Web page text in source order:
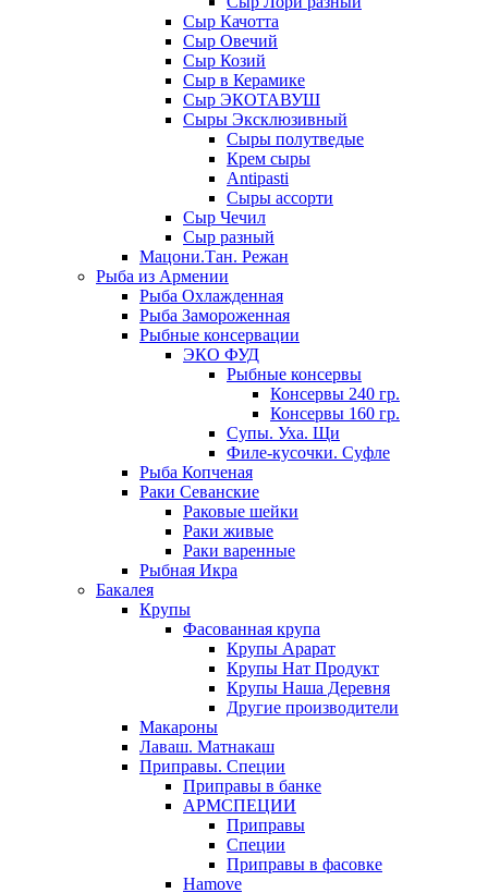
Сыр Качотта
Сыр Овечий
Сыр Козий
Сыр в Керамике
Сыр ЭКОТАВУШ
Сыры Эксклюзивный
Сыры полутведые
Крем сыры
Antipasti
Сыры ассорти
Сыр Чечил
Сыр разный
Мацони.Тан. Режан
Рыба из Армении
Рыба Охлажденная
Рыба Замороженная
Рыбные консервации
ЭКО ФУД
Рыбные консервы
Консервы 240 гр.
Консервы 160 гр.
Супы. Уха. Щи
Филе-кусочки. Суфле
Рыба Копченая
Раки Севанские
Раковые шейки
Раки живые
Раки варенные
Рыбная Икра
Бакалея
Крупы
Фасованная крупа
Крупы Арарат
Крупы Нат Продукт
Крупы Наша Деревня
Другие производители
Макароны
Лаваш. Матнакаш
Приправы. Специи
Приправы в банке
АРМСПЕЦИИ
Приправы
Специи
Приправы в фасовке
Hamove